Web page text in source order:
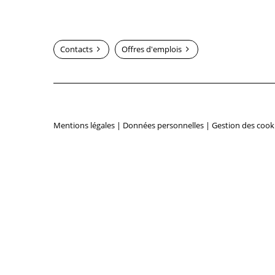
Contacts Offres d'emplois
Mentions légales | Données personnelles | Gestion des